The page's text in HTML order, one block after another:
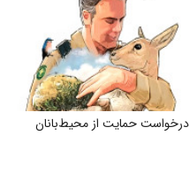
درخواست حمایت از محیط‌بانان